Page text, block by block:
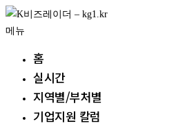
내
용
메뉴
홈
실시간
지역별/부처별
기업지원 칼럼